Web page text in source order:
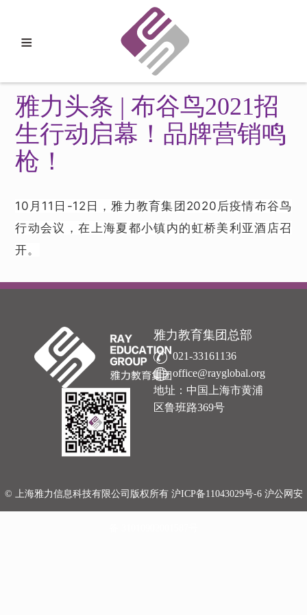
≡
雅力头条 | 布谷鸟2021招
生行动启幕！品牌营销鸣
枪！
10月11日-12日，雅力教育集团2020后疫情布谷鸟
行动会议，在上海夏都小镇内的虹桥美利亚酒店召
开。
雅力教育集团总部
021-33161136
office@rayglobal.org
地址：中国上海市黄浦
区鲁班路369号
© 上海雅力信息科技有限公司版权所有 沪ICP备11043029号-6 沪公网安